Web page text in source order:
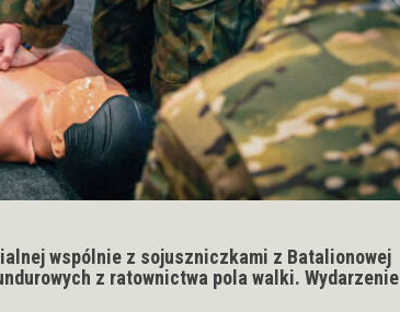
wspólnie z sojuszniczkami z Batalionowej
z ratownictwa pola walki. Wydarzenie